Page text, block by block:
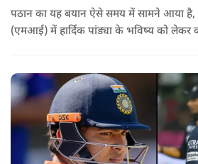
पठान का यह बयान ऐसे समय में सामने आया
(एमआई) में हार्दिक पांड्या के भविष्य को लेकर